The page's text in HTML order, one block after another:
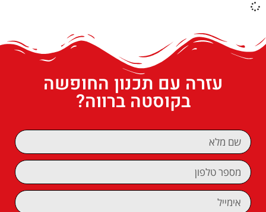
עזרה עם תכנון החופשה
בקוסטה ברווה?